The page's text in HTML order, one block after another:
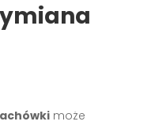
może